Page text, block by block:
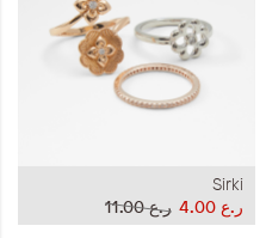
Sirki
ر.ع 11.00
ر.ع 4.00